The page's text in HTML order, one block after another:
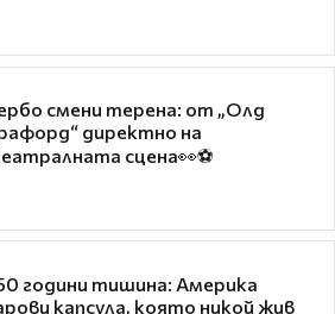
смени терена: от „Олд
директно на
сцена👀⚽
години тишина: Америка
капсула, която никой жив